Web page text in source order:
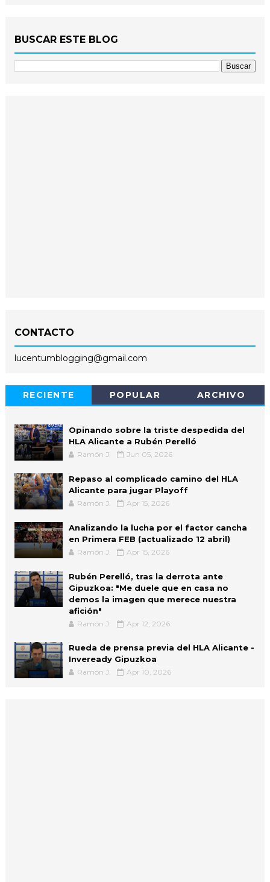
BUSCAR ESTE BLOG
CONTACTO
lucentumblogging@gmail.com
RECIENTE POPULAR ARCHIVO
Opinando sobre la triste despedida del
HLA Alicante a Rubén Perelló
Ramón J. Jun 05, 2026
Repaso al complicado camino del HLA
Alicante para jugar Playoff
Ramón J. Apr 15, 2026
Analizando la lucha por el factor cancha
en Primera FEB (actualizado 12 abril)
Ramón J. Apr 15, 2026
Rubén Perelló, tras la derrota ante
Gipuzkoa: "Me duele que en casa no
demos la imagen que merece nuestra
afición"
Ramón J. Apr 12, 2026
Rueda de prensa previa del HLA Alicante -
Inveready Gipuzkoa
Ramón J. Apr 10, 2026